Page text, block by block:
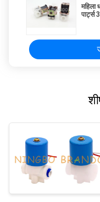
महिला
पार्ट्स